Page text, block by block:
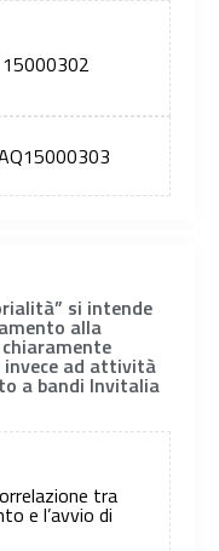
15000302
si intende
alla
invece ad attività
a bandi Invitalia
tra
e l’avvio di